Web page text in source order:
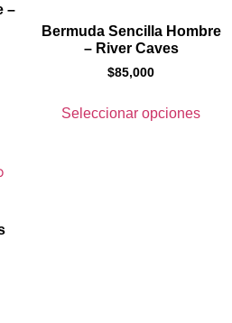
–
Bermuda Sencilla Hombre
– River Caves
$85,000
Seleccionar opciones